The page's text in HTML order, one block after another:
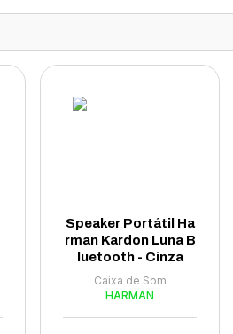
Speaker Portátil Ha
rman Kardon Luna B
luetooth - Cinza
Caixa de Som
HARMAN